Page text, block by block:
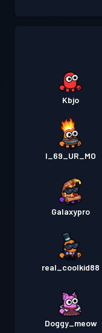
Kbjo
I_69_UR_MO
Galaxypro
real_coolkid88
Doggy_meow